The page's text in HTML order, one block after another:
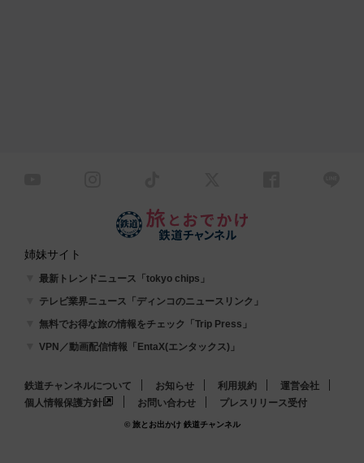
姉妹サイト
最新トレンドニュース「tokyo chips」
テレビ業界ニュース「ディンコのニュースリンク」
無料でお得な旅の情報をチェック「Trip Press」
VPN／動画配信情報「EntaX(エンタックス)」
鉄道チャンネルについて お知らせ 利用規約
運営会社
個人情報保護方針
お問い合わせ プレスリリース受付
© 旅とお出かけ 鉄道チャンネル